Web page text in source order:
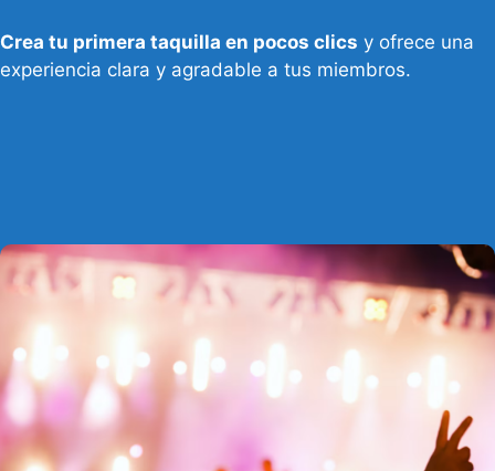
Crea tu primera taquilla en pocos clics y ofrece una
experiencia clara y agradable a tus miembros.